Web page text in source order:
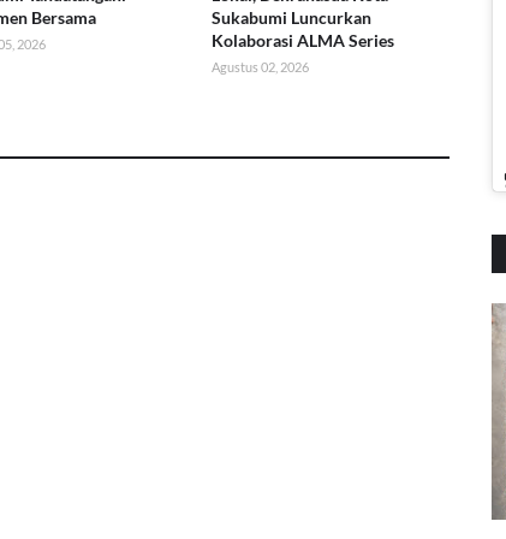
Bersama
2026
Sukabumi Luncurkan
Kolaborasi ALMA Series
Agustus 02, 2026